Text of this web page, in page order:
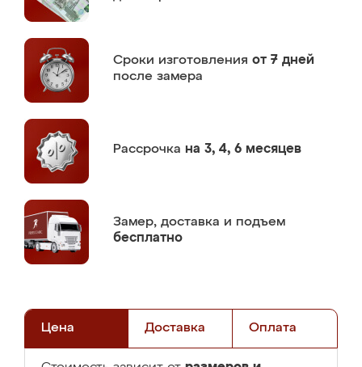
Сроки изготовления от 7 дней
после замера
Рассрочка на 3, 4, 6 месяцев
Замер, доставка и подъем
бесплатно
Цена Доставка Оплата